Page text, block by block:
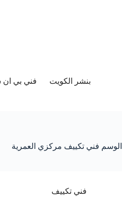
بنشر الكويت فني بي
الوسم فني تكييف مركزي العمرية
فني تكييف